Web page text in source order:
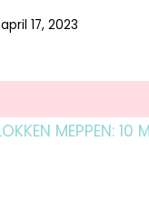
april 17, 2023